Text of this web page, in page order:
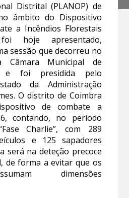
Distrital (PLANOP) de
âmbito do Dispositivo
a Incêndios Florestais
hoje apresentado,
sessão que decorreu no
Câmara Municipal de
e foi presidida pelo
da Administração
O distrito de Coimbra
de combate a
contando, no período
Charlie”, com 289
e 125 sapadores
será na deteção precoce
de forma a evitar que os
dimensões